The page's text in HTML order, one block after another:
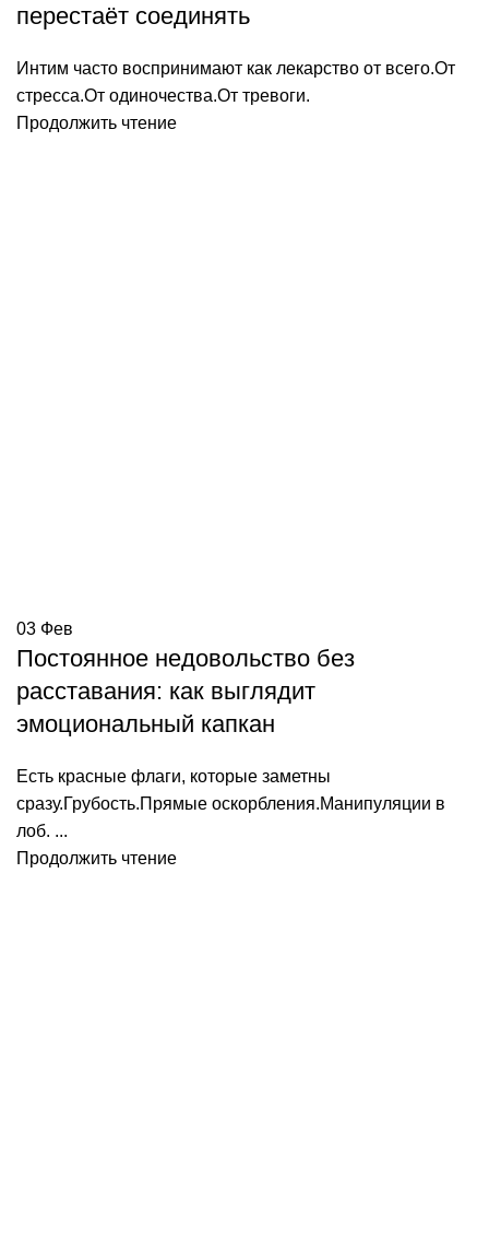
перестаёт соединять
Интим часто воспринимают как лекарство от всего.От
стресса.От одиночества.От тревоги.
Продолжить чтение
03 Фев
Постоянное недовольство без
расставания: как выглядит
эмоциональный капкан
Есть красные флаги, которые заметны
сразу.Грубость.Прямые оскорбления.Манипуляции в
лоб. ...
Продолжить чтение